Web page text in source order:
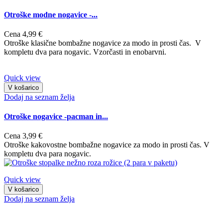
Otroške modne nogavice -...
Cena 4,99 €
Otroške klasične bombažne nogavice za modo in prosti čas. V
kompletu dva para nogavic. Vzorčasti in enobarvni.
Quick view
V košarico
Dodaj na seznam želja
Otroške nogavice -pacman in...
Cena 3,99 €
Otroške kakovostne bombažne nogavice za modo in prosti čas. V
kompletu dva para nogavic.
Quick view
V košarico
Dodaj na seznam želja